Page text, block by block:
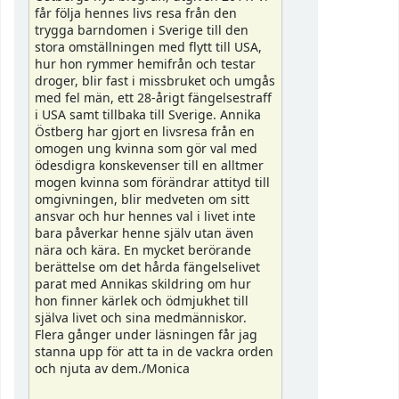
får följa hennes livs resa från den
trygga barndomen i Sverige till den
stora omställningen med flytt till USA,
hur hon rymmer hemifrån och testar
droger, blir fast i missbruket och umgås
med fel män, ett 28-årigt fängelsestraff
i USA samt tillbaka till Sverige. Annika
Östberg har gjort en livsresa från en
omogen ung kvinna som gör val med
ödesdigra konskevenser till en alltmer
mogen kvinna som förändrar attityd till
omgivningen, blir medveten om sitt
ansvar och hur hennes val i livet inte
bara påverkar henne själv utan även
nära och kära. En mycket berörande
berättelse om det hårda fängelselivet
parat med Annikas skildring om hur
hon finner kärlek och ödmjukhet till
själva livet och sina medmänniskor.
Flera gånger under läsningen får jag
stanna upp för att ta in de vackra orden
och njuta av dem./Monica